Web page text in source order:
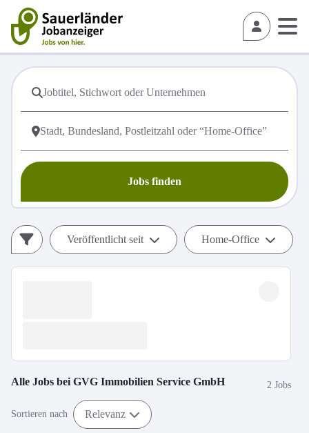
Jobs finden
Veröffentlicht seit Home-Office
Alle Jobs bei GVG Immobilien Service GmbH 2 Jobs
Sortieren nach Relevanz